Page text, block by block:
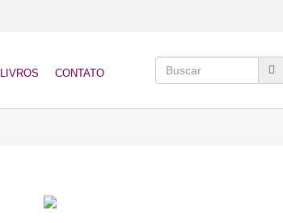
LIVROS CONTATO